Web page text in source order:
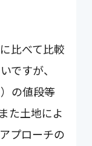
比べて比較
ですが、
の値段等
た土地によ
プローチの